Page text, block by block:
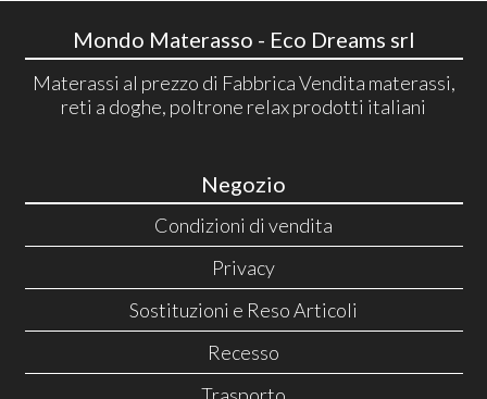
Mondo Materasso - Eco Dreams srl
Materassi al prezzo di Fabbrica Vendita materassi,
reti a doghe, poltrone relax prodotti italiani
Negozio
Condizioni di vendita
Privacy
Sostituzioni e Reso Articoli
Recesso